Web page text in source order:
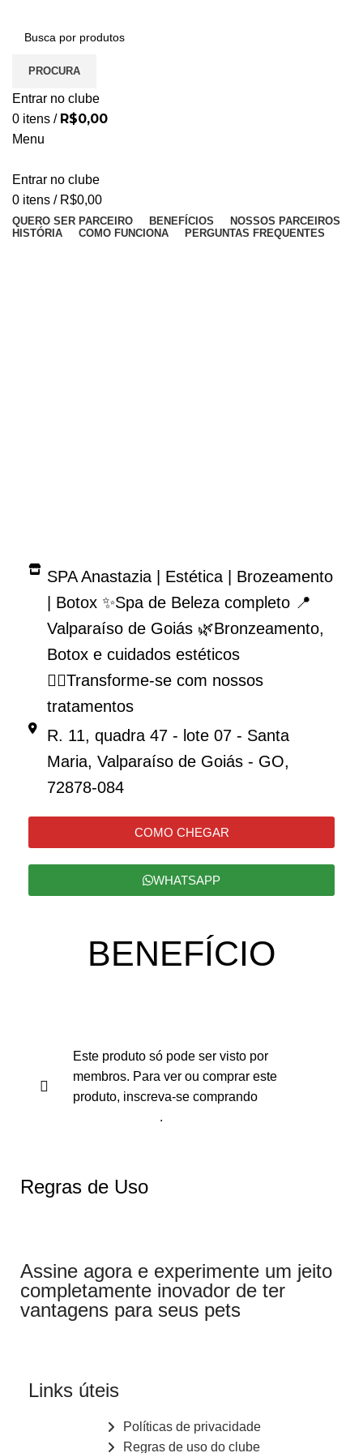
PROCURA
Entrar no clube
0 itens / R$0,00
Menu
Entrar no clube
0 itens / R$0,00
QUERO SER PARCEIRO BENEFÍCIOS
NOSSOS PARCEIROS
HISTÓRIA
COMO FUNCIONA PERGUNTAS FREQUENTES
SPA Anastazia | Estética | Brozeamento
| Botox ✨Spa de Beleza completo 📍
Valparaíso de Goiás 🌿Bronzeamento,
Botox e cuidados estéticos
💆‍♀️Transforme-se com nossos
tratamentos
R. 11, quadra 47 - lote 07 - Santa
Maria, Valparaíso de Goiás - GO,
72878-084
COMO CHEGAR
WHATSAPP
BENEFÍCIO
Este produto só pode ser visto por
membros. Para ver ou comprar este
produto, inscreva-se comprando
.
Regras de Uso
Assine agora e experimente um jeito
completamente inovador de ter
vantagens para seus pets
Links úteis
Políticas de privacidade
Regras de uso do clube